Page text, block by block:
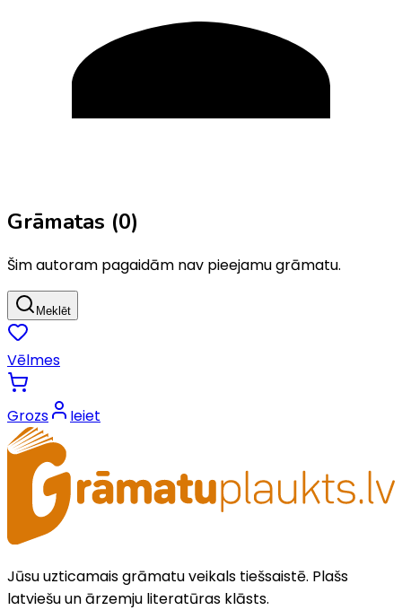
Grāmatas (0)
Šim autoram pagaidām nav pieejamu grāmatu.
Meklēt
Vēlmes
Grozs Ieiet
Jūsu uzticamais grāmatu veikals tiešsaistē. Plašs
latviešu un ārzemju literatūras klāsts.